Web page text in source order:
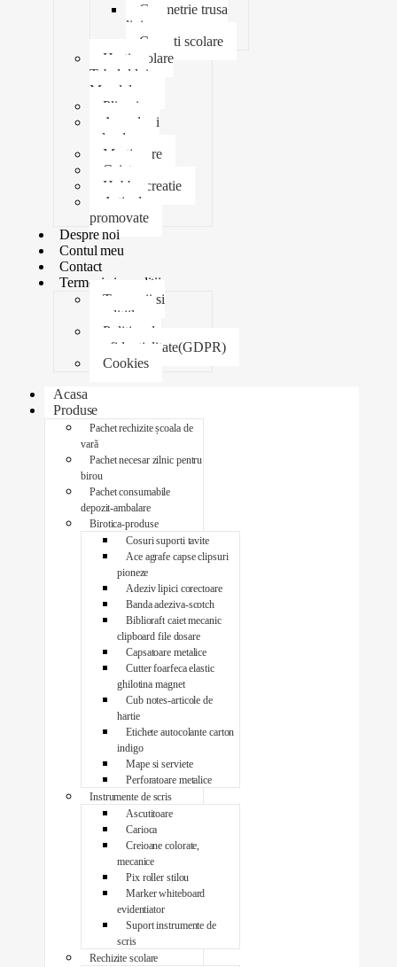
Geometrie trusa
liniar
Coperti scolare
Harti scolare
Tabelul lui
Mendeleev
Plicuri
Agende si
calendare
Martisoare
Caiete
Hobby creatie
Articole
promovate
Despre noi
Contul meu
Contact
Termeni si conditii
Termenii si
conditiile
Politica de
confidentialitate(GDPR)
Cookies
Acasa
Produse
Pachet rechizite școala de
vară
Pachet necesar zilnic pentru
birou
Pachet consumabile
depozit-ambalare
Birotica-produse
Cosuri suporti tavite
Ace agrafe capse clipsuri
pioneze
Adeziv lipici corectoare
Banda adeziva-scotch
Biblioraft caiet mecanic
clipboard file dosare
Capsatoare metalice
Cutter foarfeca elastic
ghilotina magnet
Cub notes-articole de
hartie
Etichete autocolante carton
indigo
Mape si serviete
Perforatoare metalice
Instrumente de scris
Ascutitoare
Carioca
Creioane colorate,
mecanice
Pix roller stilou
Marker whiteboard
evidentiator
Suport instrumente de
scris
Rechizite scolare